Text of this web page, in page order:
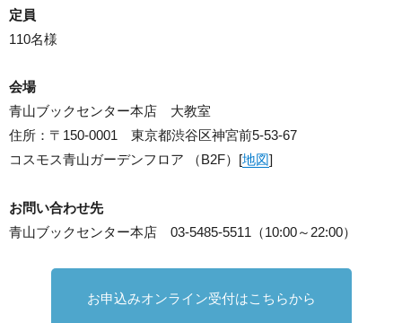
定員
110名様
会場
青山ブックセンター本店 大教室
住所：〒150-0001 東京都渋谷区神宮前5-53-67
コスモス青山ガーデンフロア （B2F）[地図]
お問い合わせ先
青山ブックセンター本店 03-5485-5511（10:00～22:00）
お申込みオンライン受付はこちらから